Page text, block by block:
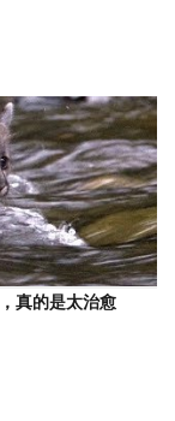
真的是太治愈